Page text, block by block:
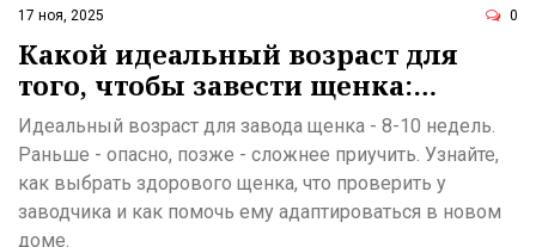
17 ноя, 2025 0
Какой идеальный возраст для
того, чтобы завести щенка:
практическое руководство для
новичков
Идеальный возраст для завода щенка - 8-10 недель.
Раньше - опасно, позже - сложнее приучить. Узнайте,
как выбрать здорового щенка, что проверить у
заводчика и как помочь ему адаптироваться в новом
доме.